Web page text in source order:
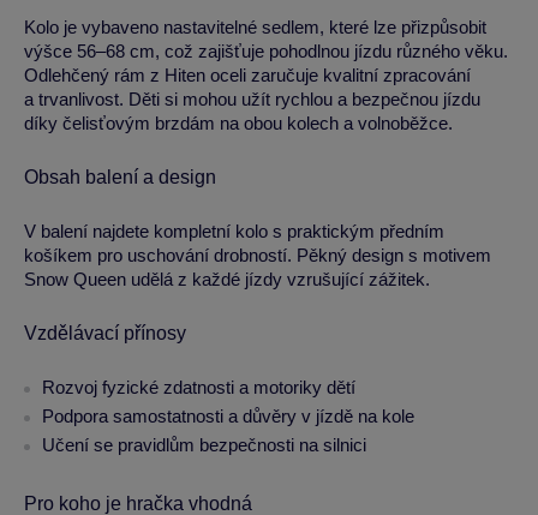
Kolo je vybaveno nastavitelné sedlem, které lze přizpůsobit
výšce 56–68 cm, což zajišťuje pohodlnou jízdu různého věku.
Odlehčený rám z Hiten oceli zaručuje kvalitní zpracování
a trvanlivost. Děti si mohou užít rychlou a bezpečnou jízdu
díky čelisťovým brzdám na obou kolech a volnoběžce.
Obsah balení a design
V balení najdete kompletní kolo s praktickým předním
košíkem pro uschování drobností. Pěkný design s motivem
Snow Queen udělá z každé jízdy vzrušující zážitek.
Vzdělávací přínosy
Rozvoj fyzické zdatnosti a motoriky dětí
Podpora samostatnosti a důvěry v jízdě na kole
Učení se pravidlům bezpečnosti na silnici
Pro koho je hračka vhodná